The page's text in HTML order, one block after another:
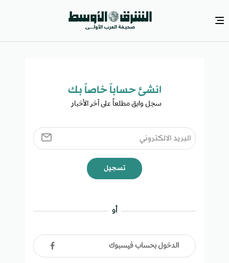
انشئ حساباً خاصاً بك​
سجل وابق مطلعاً على آخر الأخبار ​
تسجيل
أو
الدخول بحساب فيسبوك